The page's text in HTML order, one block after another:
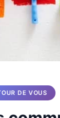
DE VOUS